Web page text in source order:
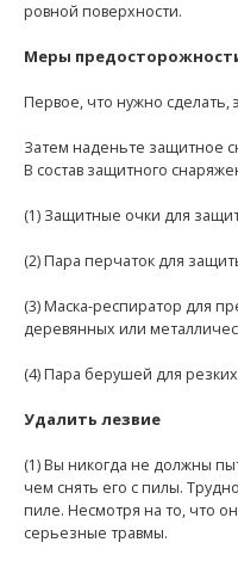
ровной поверхности.
Меры
Первое, что нужно сделать,
Затем наденьте защитное
В состав защитного
(1) Защитные очки для
(2) Пара перчаток для
(3) Маска-респиратор для
деревянных или
(4) Пара берушей для
Удалить лезвие
(1) Вы никогда не должны
чем снять его с пилы.
пиле. Несмотря на то, что
серьезные травмы.